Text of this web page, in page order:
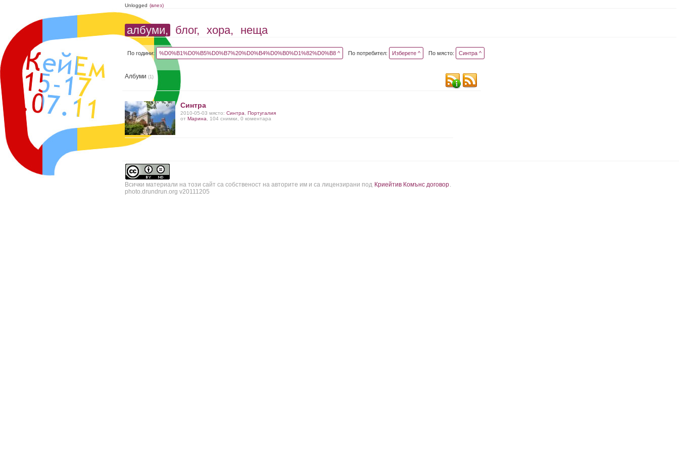
Unlogged (влез)
албуми, блог, хора, неща
По години: %D0%B1%D0%B5%D0%B7%20%D0%B4%D0%B0%D1%82%D0%B8 ^ По потребител: Изберете ^ По място: Синтра ^
Албуми (1)
Синтра
2010-05-03 място: Синтра
Португалия
от Марина , 104 снимки, 0 коментара
Всички материали на този сайт са собственост на авторите им и са лицензирани под Криейтив Комънс договор.
photo.drundrun.org v20111205